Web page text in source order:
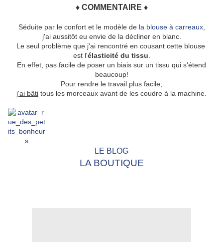
♦ COMMENTAIRE ♦
Séduite par le confort et le modèle de la blouse à carreaux,
j'ai aussitôt eu envie de la décliner en blanc.
Le seul problème que j'ai rencontré en cousant cette blouse
est l'élasticité du tissu
En effet, pas facile de poser un biais sur un tissu qui s'étend
beaucoup!
Pour rendre le travail plus facile,
j'ai bâti tous les morceaux avant de les coudre à la machine.
LE BLOG
LA BOUTIQUE